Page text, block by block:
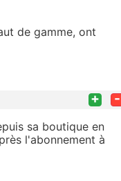
de gamme, ont
+ -
sa boutique en
l'abonnement à